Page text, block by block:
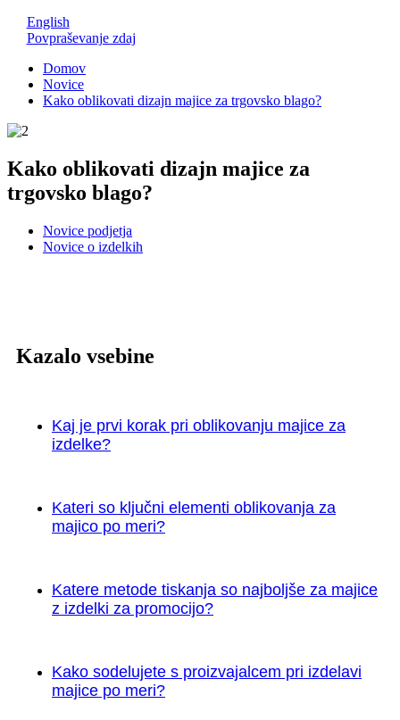
English
Povpraševanje zdaj
Domov
Novice
Kako oblikovati dizajn majice za trgovsko blago?
Kako oblikovati dizajn majice za
trgovsko blago?
Novice podjetja
Novice o izdelkih
Kazalo vsebine
Kaj je prvi korak pri oblikovanju majice za
izdelke?
Kateri so ključni elementi oblikovanja za
majico po meri?
Katere metode tiskanja so najboljše za majice
z izdelki za promocijo?
Kako sodelujete s proizvajalcem pri izdelavi
majice po meri?